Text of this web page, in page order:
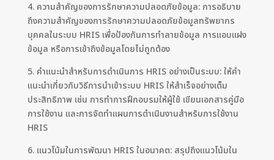
4. ความสำคัญของการรักษาความปลอดภัยข้อมูล: การอธิบาย
ถึงความสำคัญของการรักษาความปลอดภัยข้อมูลทรัพยากร
บุคคลในระบบ HRIS เพื่อป้องกันการทำลายข้อมูล การแอบแฝง
ข้อมูล หรือการเข้าถึงข้อมูลโดยไม่ถูกต้อง
5. คำแนะนำสำหรับการดำเนินการ HRIS อย่างเป็นระบบ: ให้คำ
แนะนำเกี่ยวกับวิธีการนำเข้าระบบ HRIS ให้สำเร็จอย่างเต็ม
ประสิทธิภาพ เช่น การทำการฝึกอบรมให้ผู้ใช้ เขียนเอกสารคู่มือ
การใช้งาน และการจัดทำแผนการดำเนินงานสำหรับการใช้งาน
HRIS
6. แนวโน้มในการพัฒนา HRIS ในอนาคต: สรุปถึงแนวโน้มใน